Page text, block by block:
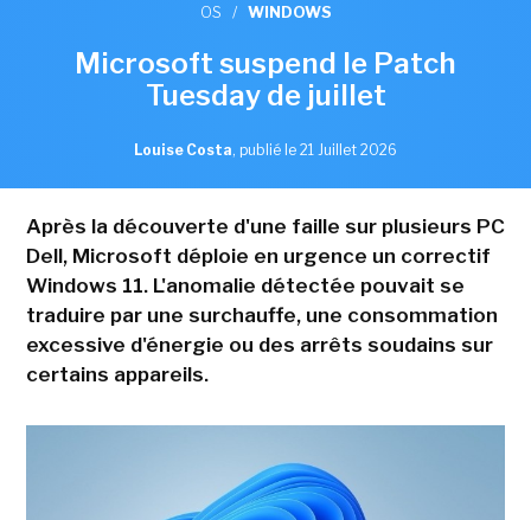
OS / WINDOWS
Microsoft suspend le Patch
Tuesday de juillet
Louise Costa, publié le 21 Juillet 2026
Après la découverte d'une faille sur plusieurs PC
Dell, Microsoft déploie en urgence un correctif
Windows 11. L'anomalie détectée pouvait se
traduire par une surchauffe, une consommation
excessive d'énergie ou des arrêts soudains sur
certains appareils.